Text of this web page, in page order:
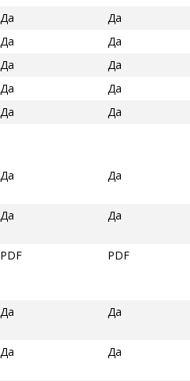
Да
Да
Да
Да
Да
Да
Да
Да
Да Да
Да Да
Да Да
PDF PDF
Да Да
Да Да